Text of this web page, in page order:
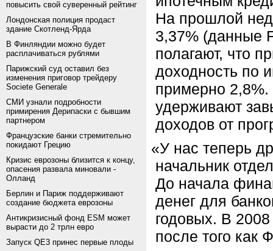
повысить свой суверенный рейтинг
Лондонская полиция продаст
здание Скотленд-Ярда
В Финляндии можно будет
расплачиваться рублями
Парижский суд оставил без
изменения приговор трейдеру
Societe Generale
СМИ узнали подробности
примирения Дерипаски с бывшим
партнером
Французские банки стремительно
покидают Грецию
Кризис еврозоны близится к концу,
опасения развала миновали -
Олланд
Берлин и Париж поддерживают
создание бюджета еврозоны
Антикризисный фонд ESM может
вырасти до 2 трлн евро
Запуск QE3 принес первые плоды
На прошлой
3,37% (данные
полагают, что
доходность по
примерно 2,8%.
удерживают
доходов от
«У нас теперь
начальник
До начала
денег для
годовых. В 2008
после того как